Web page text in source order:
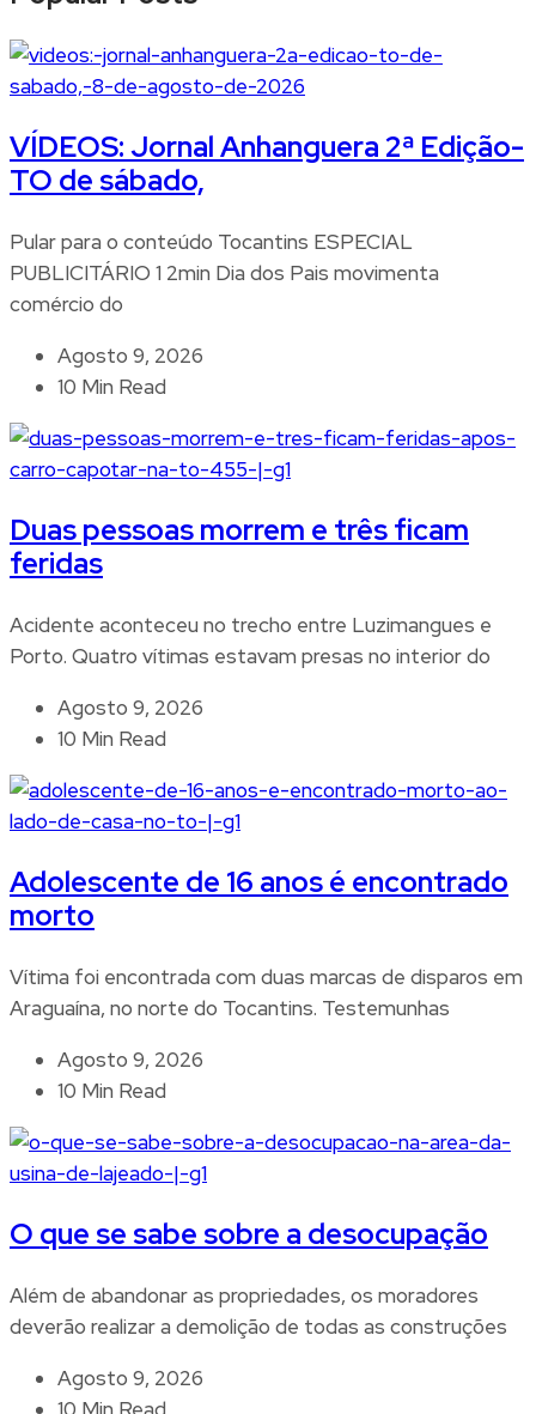
VÍDEOS: Jornal Anhanguera 2ª Edição-
TO de sábado,
Pular para o conteúdo Tocantins ESPECIAL
PUBLICITÁRIO 1 2min Dia dos Pais movimenta
comércio do
Agosto 9, 2026
10 Min Read
Duas pessoas morrem e três ficam
feridas
Acidente aconteceu no trecho entre Luzimangues e
Porto. Quatro vítimas estavam presas no interior do
Agosto 9, 2026
10 Min Read
Adolescente de 16 anos é encontrado
morto
Vítima foi encontrada com duas marcas de disparos em
Araguaína, no norte do Tocantins. Testemunhas
Agosto 9, 2026
10 Min Read
O que se sabe sobre a desocupação
Além de abandonar as propriedades, os moradores
deverão realizar a demolição de todas as construções
Agosto 9, 2026